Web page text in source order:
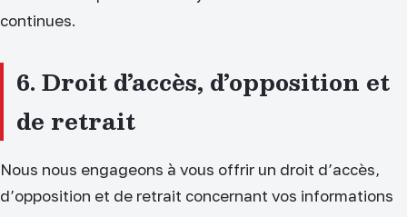
continues.
6. Droit d’accès, d’opposition et
de retrait
Nous nous engageons à vous offrir un droit d’accès,
d’opposition et de retrait concernant vos informations